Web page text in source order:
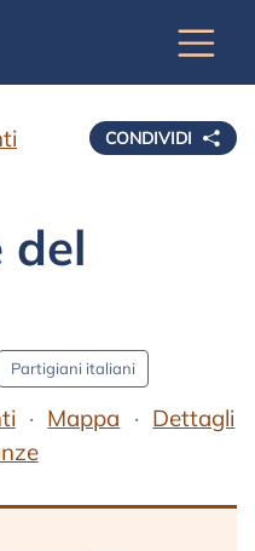
CONDIVIDI
del
Partigiani italiani
Mappa
Dettagli